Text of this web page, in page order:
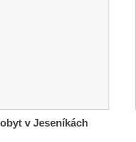
v Jeseníkách